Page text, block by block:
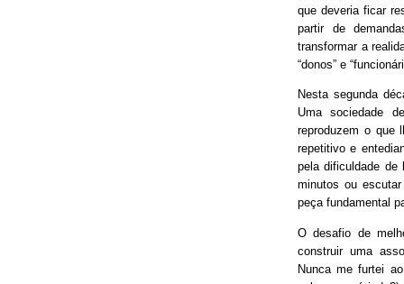
que deveria ficar
partir de
transformar a
“donos” e
Nesta segunda
Uma sociedade
reproduzem o que
repetitivo e
pela dificuldade
minutos ou
peça fundamental
O desafio de
construir uma
Nunca me furtei